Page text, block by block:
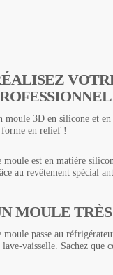
moule 3D en silicone et
forme en relief !
moule est en matière
au revêtement spécial
MOULE
moule passe au
lave-vaisselle. Sachez que